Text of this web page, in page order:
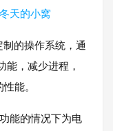
天的小窝
的操作系统，通
，减少进程，
能。
能的情况下为电